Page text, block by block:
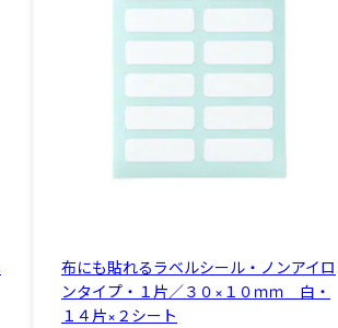
布にも貼れるラベルシール・ノンアイロ
ンタイプ・１片／３０×１０ｍｍ 白・
１４片×２シート